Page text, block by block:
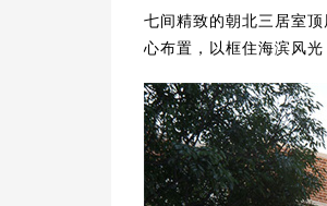
七间精致的朝北三居室
心布置，以框住海滨风